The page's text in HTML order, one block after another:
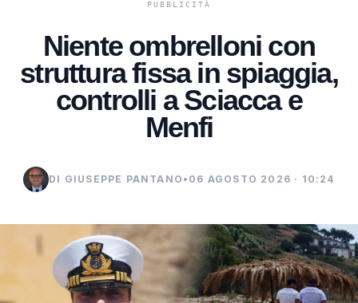
Niente ombrelloni con
struttura fissa in spiaggia,
controlli a Sciacca e
Menfi
DI GIUSEPPE PANTANO • 06 AGOSTO 2026 · 10:24